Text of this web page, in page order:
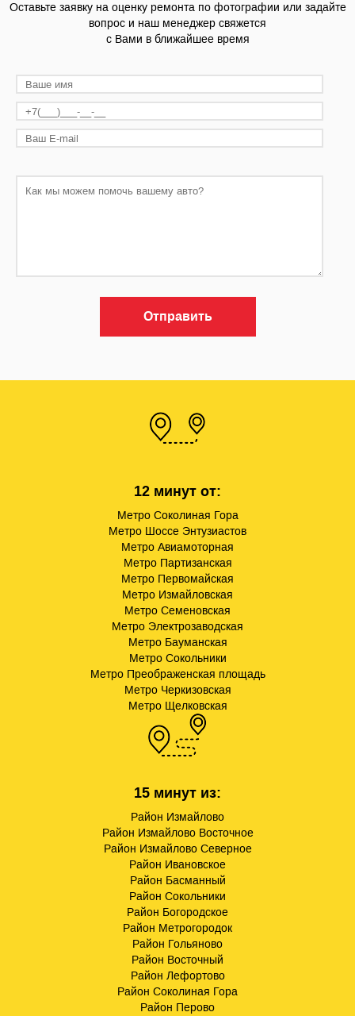
Оставьте заявку на оценку ремонта по фотографии или задайте
вопрос и наш менеджер свяжется
с Вами в ближайшее время
Отправить
12 минут от:
Метро Соколиная Гора
Метро Шоссе Энтузиастов
Метро Авиамоторная
Метро Партизанская
Метро Первомайская
Метро Измайловская
Метро Семеновская
Метро Электрозаводская
Метро Бауманская
Метро Сокольники
Метро Преображенская площадь
Метро Черкизовская
Метро Щелковская
15 минут из:
Район Измайлово
Район Измайлово Восточное
Район Измайлово Северное
Район Ивановское
Район Басманный
Район Сокольники
Район Богородское
Район Метрогородок
Район Гольяново
Район Восточный
Район Лефортово
Район Соколиная Гора
Район Перово